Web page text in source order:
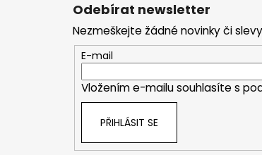
Odebírat newsletter
Nezmeškejte žádné novinky či
E-mail
Vložením e-mailu souhlasíte s
PŘIHLÁSIT SE